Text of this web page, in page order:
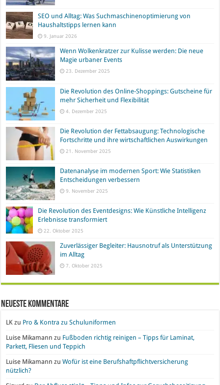
SEO und Alltag: Was Suchmaschinenoptimierung von
Haushaltstipps lernen kann
9. Januar 2026
Wenn Wolkenkratzer zur Kulisse werden: Die neue
Magie urbaner Events
23. Dezember 2025
Die Revolution des Online-Shoppings: Gutscheine für
mehr Sicherheit und Flexibilität
4. Dezember 2025
Die Revolution der Fettabsaugung: Technologische
Fortschritte und ihre wirtschaftlichen Auswirkungen
21. November 2025
Datenanalyse im modernen Sport: Wie Statistiken
Entscheidungen verbessern
9. November 2025
Die Revolution des Eventdesigns: Wie Künstliche Intelligenz
Erlebnisse transformiert
22. Oktober 2025
Zuverlässiger Begleiter: Hausnotruf als Unterstützung
im Alltag
7. Oktober 2025
Neueste Kommentare
LK zu Pro & Kontra zu Schuluniformen
Luise Mikamann zu Fußboden richtig reinigen – Tipps für Laminat,
Parkett, Fliesen und Teppich
Luise Mikamann zuWofür ist eine Berufshaftpflichtversicherung
nützlich?